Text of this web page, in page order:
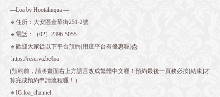
—Loa by Hootalinqua —
🔹住所：大安區金華街251-2號
🔸電話：（02）2396-5055
🔹歡迎大家從以下平台預約(用這平台有優惠喔)📩
https://reserva.be/loa
(預約前，請將畫面右上方語言改成繁體中文喔！預約最後一頁務必按[結束]才
算完成預約申請流程喔！）
🔸IG:loa_channel